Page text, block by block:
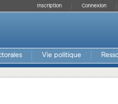
Connexion
Inscription
Vie politique